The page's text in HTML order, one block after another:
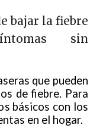
bajar la fiebre
sin
que pueden
de fiebre. Para
básicos con los
en el hogar.